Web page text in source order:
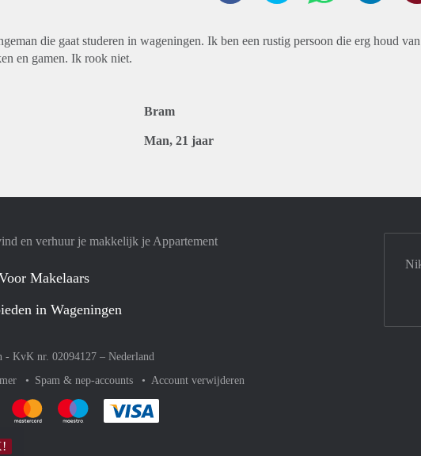
die gaat studeren in wageningen. Ik ben een rustig persoon die erg houd van
en gamen. Ik rook niet.
Bram
Man, 21 jaar
en verhuur je makkelijk je Appartement
Makelaars
in Wageningen
- KvK nr. 02094127 – Nederland
Spam & nep-accounts Account verwijderen
Je rekent gemakkelijk af met Paypal
Je rekent gemakkelijk af met Mastercard
Je rekent gemakkelijk af met Meastro